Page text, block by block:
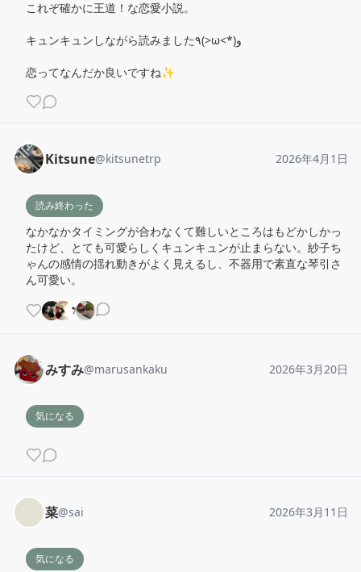
これぞ確かに王道！な恋愛小説。
キュンキュンしながら読みました٩(>ω<*)و
恋ってなんだか良いですね✨
Kitsune@kitsunetrp 2026年4月1日
読み終わった
なかなかタイミングが合わなくて難しいところはもどかしかっ
たけど、とても可愛らしくキュンキュンが止まらない。紗子ち
ゃんの感情の揺れ動きがよく見えるし、不器用で素直な琴引さ
ん可愛い。
みすみ@marusankaku 2026年3月20日
気になる
菜@sai 2026年3月11日
気になる